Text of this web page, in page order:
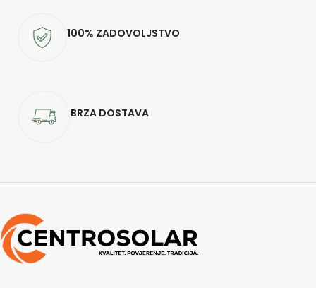
100% ZADOVOLJSTVO
BRZA DOSTAVA